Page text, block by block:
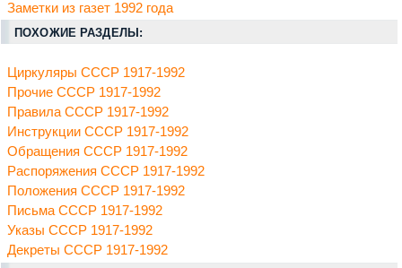
Заметки из газет 1992 года
ПОХОЖИЕ РАЗДЕЛЫ:
Циркуляры СССР 1917-1992
Прочие СССР 1917-1992
Правила СССР 1917-1992
Инструкции СССР 1917-1992
Обращения СССР 1917-1992
Распоряжения СССР 1917-1992
Положения СССР 1917-1992
Письма СССР 1917-1992
Указы СССР 1917-1992
Декреты СССР 1917-1992